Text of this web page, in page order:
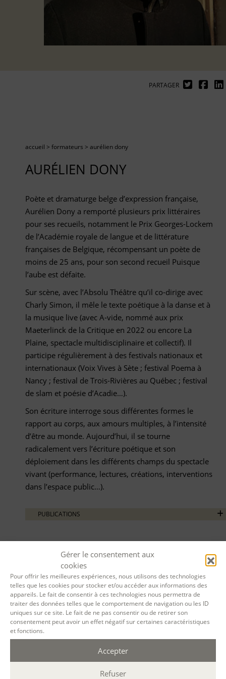
Gérer le consentement aux
cookies
Pour offrir les meilleures expériences, nous utilisons des technologies
telles que les cookies pour stocker et/ou accéder aux informations des
appareils. Le fait de consentir à ces technologies nous permettra de
traiter des données telles que le comportement de navigation ou les ID
uniques sur ce site. Le fait de ne pas consentir ou de retirer son
consentement peut avoir un effet négatif sur certaines caractéristiques
et fonctions.
Accepter
Refuser
PARTAGER
accueil > formateurs > aurélien dony
AURÉLIEN DONY
Poète et dramaturge belge d’expression française,
Aurélien Dony a remporté plusieurs prix littéraires
pour ses recueils, notamment le Prix Georges-Lockem
de l’Académie royale de langue et de littérature
françaises de Belgique, récompensant un poète de
moins de 25 ans, pour son second recueil Puisque
l’aube est défaite.
Sur scène, avec l’Absolu Théâtre qu’il co-dirige avec
Charly Simon, il mêle le texte poétique à la danse et à
la musique live (avec A-vide, nommé aux prix
Maeterlinck de la Critique en 2022 ou encore La
Plaine, spectacle multidisciplinaire et collectif). Il
participe régulièrement à des festivals nationaux et
internationaux (Voix Vives à Sète ; festival Poema à
Nancy ; festival de Trois-Rivières au Québec ; festival
de slam et poésie d’Acadie…).
Son écriture interroge sous différentes formes le
rapport au corps, aux amours multiples, à l’intensité
d’être au monde. Aujourd’hui, il se tourne
radicalement vers l’écriture poétique et son
déploiement dans les différents champs du spectacle
vivant (performance, lectures, créations, interventions
dans l’espace public…).
PUBLICATIONS